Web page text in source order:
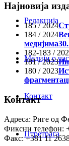
Редакција
Медији о
Контакт
Птретрага
Најновија
185 / 2024
184 / 2024
медијима
182-183 /
181 / 2023
180 / 2023
Контакт
Адреса: Риге од
Фиксни телефон:
Факс: +381 11